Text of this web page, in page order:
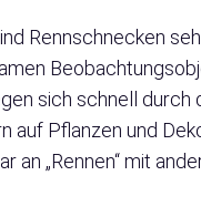
Rennschnecken
sich schnell durch
auf Pflanzen und
an „Rennen“ mit